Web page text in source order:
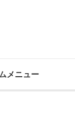
メニュー